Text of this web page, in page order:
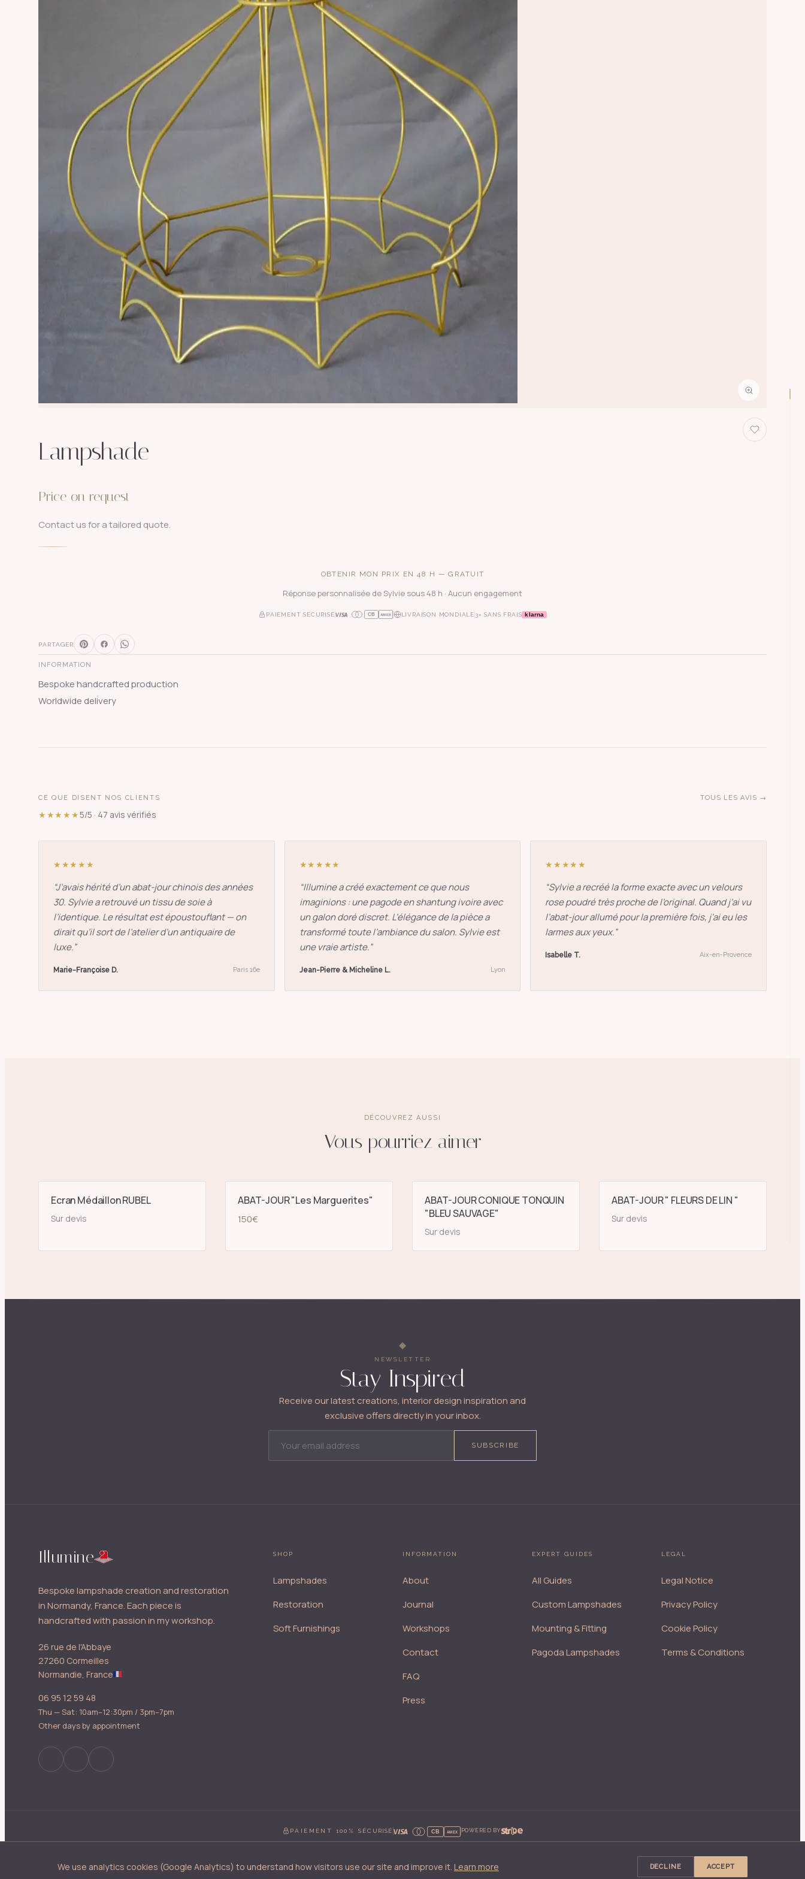
Lampshade
Price on request
Contact us for a tailored quote.
OBTENIR MON PRIX EN 48 H — GRATUIT
Réponse personnalisée de Sylvie sous 48 h · Aucun engagement
PAIEMENT SÉCURISÉ CB AMEX LIVRAISON MONDIALE 3× SANS FRAIS klarna
PARTAGER
INFORMATION
Bespoke handcrafted production
Worldwide delivery
CE QUE DISENT NOS CLIENTS
★★★★★5/5 · 47 avis vérifiés
TOUS LES AVIS →
★★★★★
“J’avais hérité d’un abat-jour chinois des années
30. Sylvie a retrouvé un tissu de soie à
l’identique. Le résultat est époustouflant — on
dirait qu’il sort de l’atelier d’un antiquaire de
luxe.”
Marie-Françoise D. Paris 16e
★★★★★
“Illumine a créé exactement ce que nous
imaginions : une pagode en shantung ivoire avec
un galon doré discret. L’élégance de la pièce a
transformé toute l’ambiance du salon. Sylvie est
une vraie artiste.”
Jean-Pierre & Micheline L. Lyon
★★★★★
“Sylvie a recréé la forme exacte avec un velours
rose poudré très proche de l’original. Quand j’ai vu
l’abat-jour allumé pour la première fois, j’ai eu les
larmes aux yeux.”
Isabelle T. Aix-en-Provence
DÉCOUVREZ AUSSI
Vous pourriez aimer
Ecran Médaillon RUBEL
Sur devis
ABAT-JOUR "Les Marguerites"
150€
ABAT-JOUR CONIQUE TONQUIN
"BLEU SAUVAGE"
Sur devis
ABAT-JOUR " FLEURS DE LIN "
Sur devis
NEWSLETTER
Stay Inspired
Receive our latest creations, interior design inspiration and
exclusive offers directly in your inbox.
SUBSCRIBE
Illumine
Bespoke lampshade creation and restoration
in Normandy, France. Each piece is
handcrafted with passion in my workshop.
26 rue de l'Abbaye
27260 Cormeilles
Normandie, France
06 95 12 59 48
Thu — Sat: 10am–12:30pm / 3pm–7pm
Other days by appointment
SHOP
Lampshades
Restoration
Soft Furnishings
INFORMATION
About
Journal
Workshops
Contact
FAQ
Press
EXPERT GUIDES
All Guides
Custom Lampshades
Mounting & Fitting
Pagoda Lampshades
LEGAL
Legal Notice
Privacy Policy
Cookie Policy
Terms & Conditions
PAIEMENT 100% SÉCURISÉ CB AMEX POWERED BY
We use analytics cookies (Google Analytics) to understand how visitors use our site and improve it. Learn more DECLINE ACCEPT
↑ ↓ Entrée Échap